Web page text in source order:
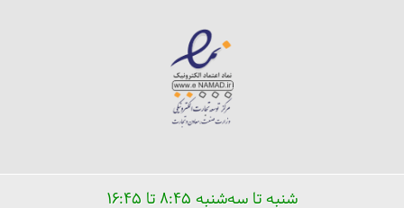
شیکارا سواری به شما خوش بگذرد
شنبه تا سه‌شنبه ۸:۴۵ تا ۱۶:۴۵